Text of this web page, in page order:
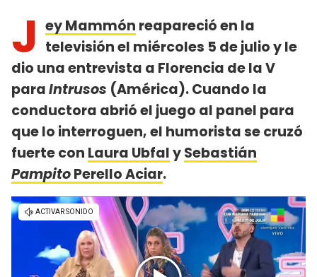
J ey Mammón reapareció en la
televisión el miércoles 5 de julio y le
dio una entrevista a Florencia de la V
paraIntrusos (América). Cuando la
conductora abrió el juego al panel para
que lo interroguen, el humorista se cruzó
fuerte con Laura UbfalySebastián
PampitoPerello Aciar.